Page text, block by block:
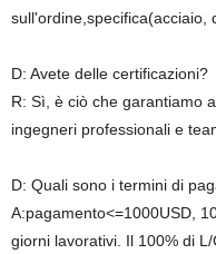
sull'ordine,specifica(acciaio,
D: Avete delle certificazioni?
R: Sì, è ciò che garantiamo
ingegneri professionali e
D: Quali sono i termini di
A:pagamento<=1000USD,
giorni lavorativi. Il 100% di